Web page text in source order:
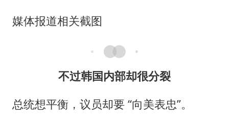
媒体报道相关截图
不过韩国内部却很分裂
总统想平衡，议员却要 “向美表忠”。